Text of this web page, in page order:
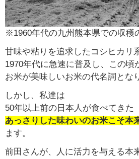
※1960年代の九州熊本県での収穫
甘味や粘りを追求したコシヒカリ
1970年代に急速に普及し、この頃
お米が美味しいお米の代名詞とな
しかし、私達は
50年以上前の日本人が食べてきた
あっさりした味わいのお米こそ本
ます。
前田さんが、人に活力を与える本